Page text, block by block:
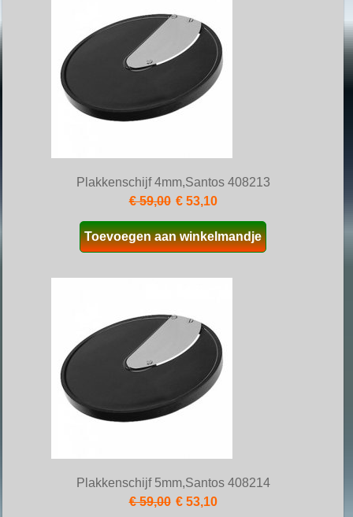
Plakkenschijf 4mm,Santos 408213
€ 59,00 € 53,10
Toevoegen aan winkelmandje
Plakkenschijf 5mm,Santos 408214
€ 59,00 € 53,10